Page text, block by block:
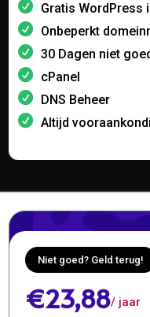
Gratis WordPress
Onbeperkt
30 Dagen niet
cPanel
DNS Beheer
Altijd
Niet goed? Geld terug!
€23,88/ jaar